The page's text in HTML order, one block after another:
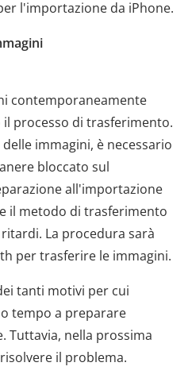
l'importazione da iPhone.
contemporaneamente
processo di trasferimento.
immagini, è necessario
bloccato sul
all'importazione
il metodo di trasferimento
La procedura sarà
per trasferire le immagini.
tanti motivi per cui
tempo a preparare
Tuttavia, nella prossima
il problema.